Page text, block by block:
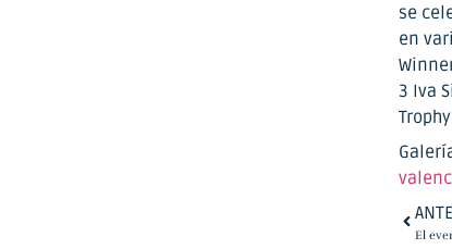
se
en
3 Iva